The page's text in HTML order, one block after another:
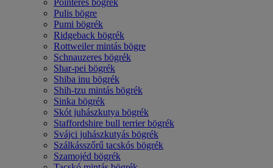
Pointeres bögrék
Pulis bögre
Pumi bögrék
Ridgeback bögrék
Rottweiler mintás bögre
Schnauzeres bögrék
Shar-pei bögrék
Shiba inu bögrék
Shih-tzu mintás bögrék
Sinka bögrék
Skót juhászkutya bögrék
Staffordshire bull terrier bögrék
Svájci juhászkutyás bögrék
Szálkásszőrű tacskós bögrék
Szamojéd bögrék